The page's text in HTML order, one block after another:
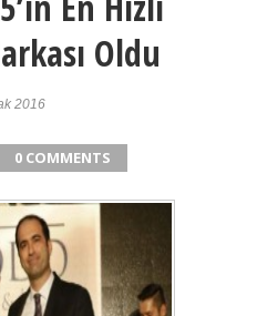
Oldu
2016
0 COMMENTS